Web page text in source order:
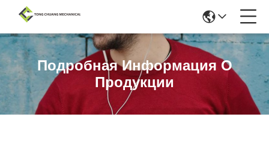
Подробная Информация О
Продукции